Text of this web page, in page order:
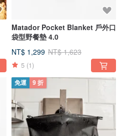
Matador Pocket Blanket 戶外口
袋型野餐墊 4.0
NT$ 1,299 NT$ 1,623
5 (1)
免運 9 折